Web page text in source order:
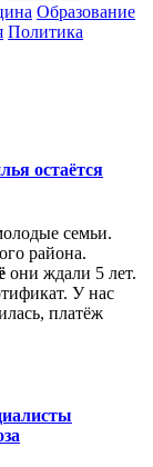
Образование
Политика
остаётся
семьи.
района.
они ждали 5 лет.
У нас
платёж